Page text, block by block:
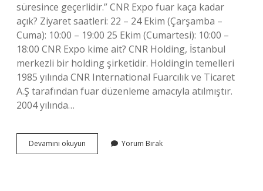
süresince geçerlidir.” CNR Expo fuar kaça kadar
açık? Ziyaret saatleri: 22 – 24 Ekim (Çarşamba –
Cuma): 10:00 – 19:00 25 Ekim (Cumartesi): 10:00 –
18:00 CNR Expo kime ait? CNR Holding, İstanbul
merkezli bir holding şirketidir. Holdingin temelleri
1985 yılında CNR International Fuarcılık ve Ticaret
A.Ş tarafından fuar düzenleme amacıyla atılmıştır.
2004 yılında…
Devamını okuyun
Fuar
Yorum Bırak